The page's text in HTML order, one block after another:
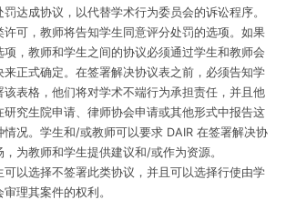
达成协议，以代替学术行为委员会的诉讼程序。
许可，教师将告知学生同意评分处罚的选项。如果
项，教师和学生之间的协议必须通过学生和教师会
来正式确定。在签署解决协议表之前，必须告知学
该表格，他们将对学术不端行为承担责任，并且他
研究生院申请、律师协会申请或其他形式中报告这
情况。学生和/或教师可以要求 DAIR 在签署解决协
为教师和学生提供建议和/或作为资源。
可以选择不签署此类协议，并且可以选择行使由学
理其案件的权利。